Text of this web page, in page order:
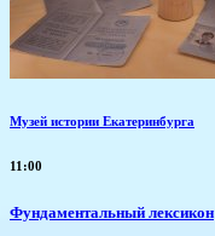
Музей истории Екатеринбурга
11:00
Фундаментальный лексикон